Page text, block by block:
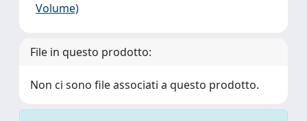
Volume)
File in questo prodotto:
Non ci sono file associati a questo prodotto.